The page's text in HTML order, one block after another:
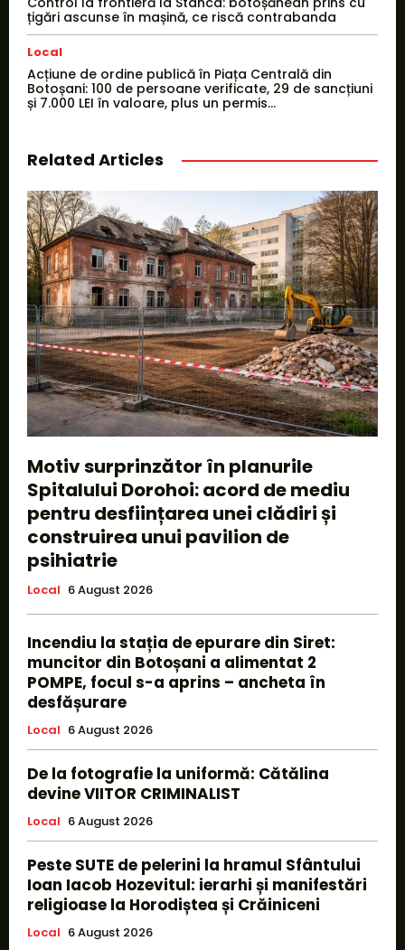
țigări ascunse în mașină, ce riscă contrabanda
Local
Acțiune de ordine publică în Piața Centrală din
Botoșani: 100 de persoane verificate, 29 de sancțiuni
și 7.000 LEI în valoare, plus un permis...
Related Articles
Motiv surprinzător în planurile
Spitalului Dorohoi: acord de mediu
pentru desființarea unei clădiri și
construirea unui pavilion de
psihiatrie
Local 6 August 2026
Incendiu la stația de epurare din Siret:
muncitor din Botoșani a alimentat 2
POMPE, focul s-a aprins – ancheta în
desfășurare
Local 6 August 2026
De la fotografie la uniformă: Cătălina
devine VIITOR CRIMINALIST
Local 6 August 2026
Peste SUTE de pelerini la hramul Sfântului
Ioan Iacob Hozevitul: ierarhi și manifestări
religioase la Horodiștea și Crăiniceni
Local 6 August 2026